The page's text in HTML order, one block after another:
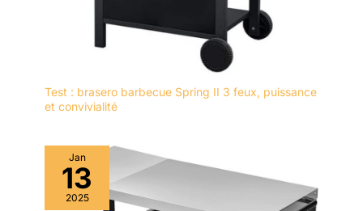
Test : brasero barbecue Spring II 3 feux, puissance
et convivialité
Jan
13
2025